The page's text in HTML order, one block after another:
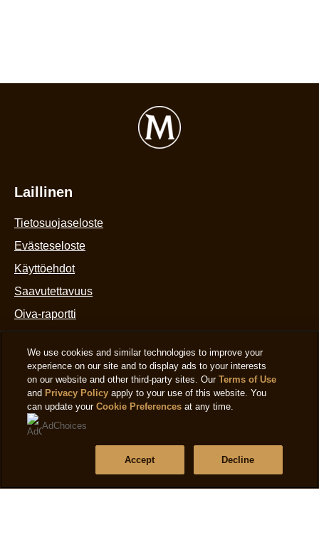
Laillinen
Tietosuojaseloste
Evästeseloste
Muokkaa asetuksia
Käyttöehdot
Saavutettavuus
Auta
Usein Kysytyt Kysymykset
We use cookies and similar technologies to improve your
experience on our site and to display ads to your interests
on our website and other third-party sites. OurTerms of Use
and Privacy Policy apply to your use of this website. You
can update yourCookie Preferences at any time.
AdChoices
Decline
Accept